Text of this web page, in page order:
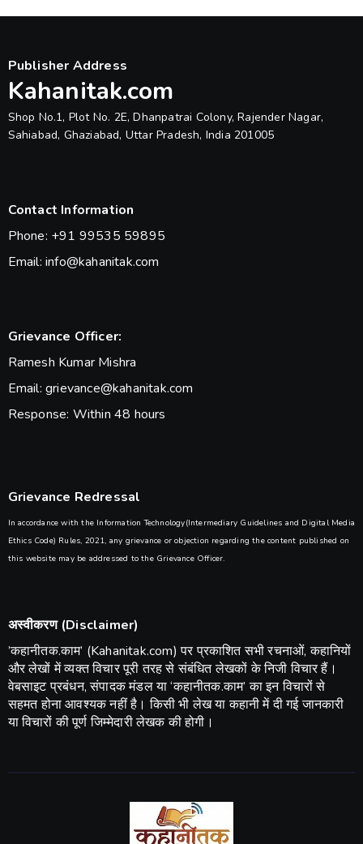
Publisher Address
Kahanitak.com
Shop No.1, Plot No. 2E, Dhanpatrai Colony, Rajender Nagar,
Sahiabad, Ghaziabad, Uttar Pradesh, India 201005
Contact Information
Phone: +91 99535 59895
Email: info@kahanitak.com
Grievance Officer:
Ramesh Kumar Mishra
Email: grievance@kahanitak.com
Response: Within 48 hours
Grievance Redressal
In accordance with the Information Technology(Intermediary Guidelines and Digital Media
Ethics Code) Rules, 2021, any grievance or objection regarding the content published on
this website may be addressed to the Grievance Officer.
अस्वीकरण (Disclaimer)
​’कहानीतक.काम’ (Kahanitak.com) पर प्रकाशित सभी रचनाओं, कहानियों
और लेखों में व्यक्त विचार पूरी तरह से संबंधित लेखकों के निजी विचार हैं।
वेबसाइट प्रबंधन, संपादक मंडल या ‘कहानीतक.काम’ का इन विचारों से
सहमत होना आवश्यक नहीं है। किसी भी लेख या कहानी में दी गई जानकारी
या विचारों की पूर्ण जिम्मेदारी लेखक की होगी।